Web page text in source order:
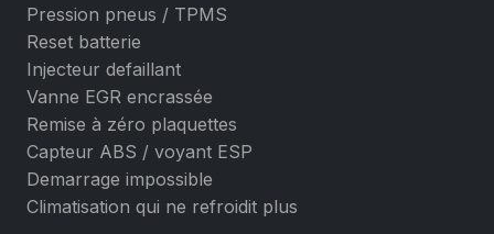
Pression pneus / TPMS
Reset batterie
Injecteur defaillant
Vanne EGR encrassée
Remise à zéro plaquettes
Capteur ABS / voyant ESP
Demarrage impossible
Climatisation qui ne refroidit plus